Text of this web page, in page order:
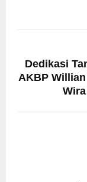
Dedikasi
AKBP